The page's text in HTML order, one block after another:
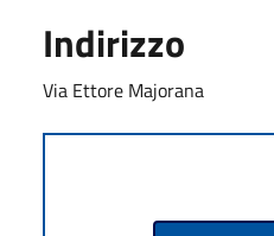
Indirizzo
Via Ettore Majorana